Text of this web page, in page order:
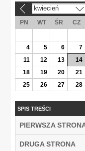
kwiecień
PN WT ŚR CZ
4
5 6 7
11
12 13 14
18
19 20 21
25
26 27 28
SPIS TREŚCI
PIERWSZA
DRUGA STRONA